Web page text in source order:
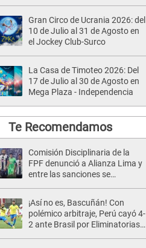
Gran Circo de Ucrania 2026: del
10 de Julio al 31 de Agosto en
el Jockey Club-Surco
La Casa de Timoteo 2026: Del
17 de Julio al 30 de Agosto en
Mega Plaza - Independencia
Te Recomendamos
Comisión Disciplinaria de la
FPF denunció a Alianza Lima y
entre las sanciones se
¡Así no es, Bascuñán! Con
polémico arbitraje, Perú cayó 4-
2 ante Brasil por Eliminatorias